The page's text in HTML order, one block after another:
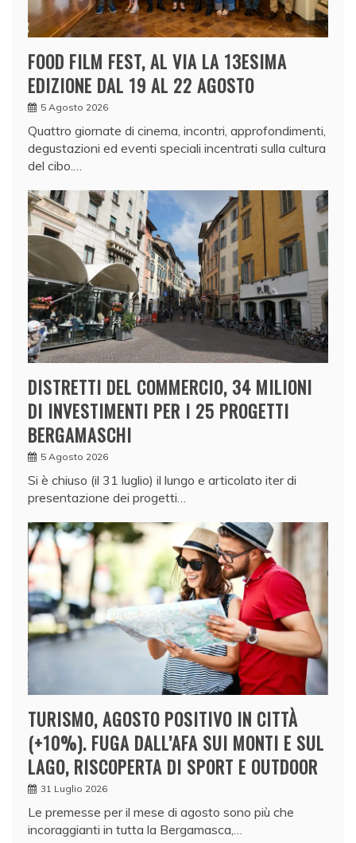
FOOD FILM FEST, AL VIA LA 13ESIMA
EDIZIONE DAL 19 AL 22 AGOSTO
5 Agosto 2026
Quattro giornate di cinema, incontri, approfondimenti,
degustazioni ed eventi speciali incentrati sulla cultura
del cibo.…
DISTRETTI DEL COMMERCIO, 34 MILIONI
DI INVESTIMENTI PER I 25 PROGETTI
BERGAMASCHI
5 Agosto 2026
Si è chiuso (il 31 luglio) il lungo e articolato iter di
presentazione dei progetti…
TURISMO, AGOSTO POSITIVO IN CITTÀ
(+10%). FUGA DALL’AFA SUI MONTI E SUL
LAGO, RISCOPERTA DI SPORT E OUTDOOR
31 Luglio 2026
Le premesse per il mese di agosto sono più che
incoraggianti in tutta la Bergamasca,…